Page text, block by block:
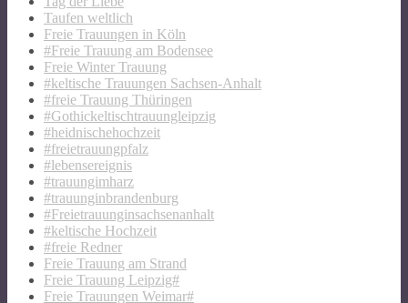
Taufen weltlich
Freie Trauungen in Köln
#Freie Trauung am Bodensee
Freie Winter Trauung
#keltische Trauungen Sachsen-Anhalt
#freie Trauung Thüringen
#Gothickeltischtrauungleipzig
#heidnischehochzeit
#freietrauungpfalz
#lebensereignis
#trauungimharz
#trauunginbrandenburg
#Freietrauunginsachsenanhalt
#keltische Hochzeit
#freie Redner
Freie Trauung am Strand
Freie Trauung Leipzig#
Freie Trauungen Weimar#